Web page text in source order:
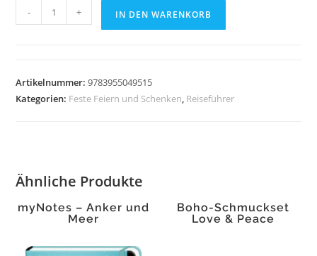
Unterwegs
-
Menge
- + IN DEN WARENKORB
Artikelnummer:9783955049515
Kategorien: Feste Feiern und Schenken, Reiseführer
Ähnliche Produkte
myNotes – Anker und
Meer
Boho-Schmuckset
Love & Peace